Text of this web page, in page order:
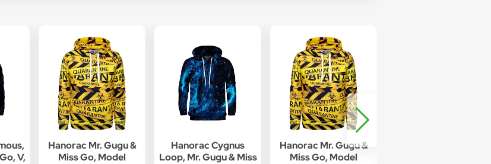
V,
Hanorac Mr. Gugu &
Miss Go, Model
Hanorac Cygnus
Loop, Mr. Gugu & Miss
Hanorac Mr. Gugu &
Miss Go, Model